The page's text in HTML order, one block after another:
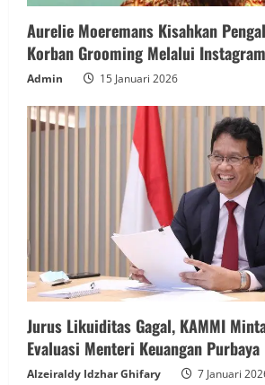
Aurelie Moeremans Kisahkan
Korban Grooming Melalui Instagram
Admin 15 Januari 2026
Jurus Likuiditas Gagal, KAMMI
Evaluasi Menteri Keuangan Purbaya
Alzeiraldy Idzhar Ghifary 7 Januari